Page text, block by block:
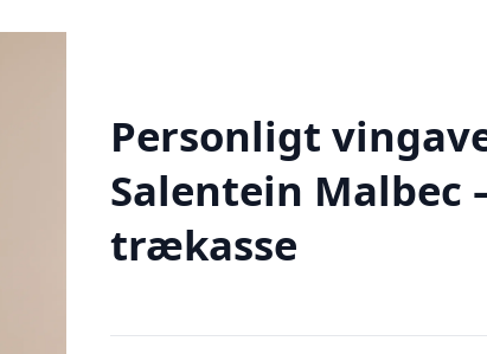
Personligt
Salentein Malbec
trækasse